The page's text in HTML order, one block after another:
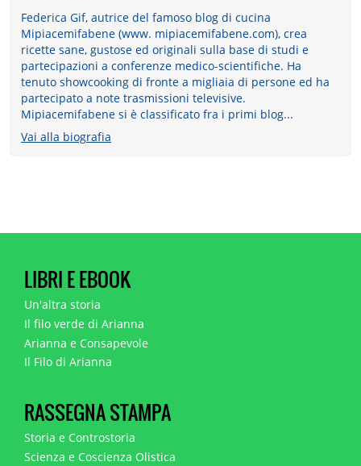
Federica Gif, autrice del famoso blog di cucina
Mipiacemifabene (www. mipiacemifabene.com), crea
ricette sane, gustose ed originali sulla base di studi e
partecipazioni a conferenze medico-scientifiche. Ha
tenuto showcooking di fronte a migliaia di persone ed ha
partecipato a note trasmissioni televisive.
Mipiacemifabene si è classificato fra i primi blog...
Vai alla biografia
LIBRI E EBOOK
Un'altra storia
Il filo verde di Arianna
Arianna e Consapevole
Il Filo di Arianna
RASSEGNA STAMPA
Storia e Controstoria
Scienza e Coscienza Olistica